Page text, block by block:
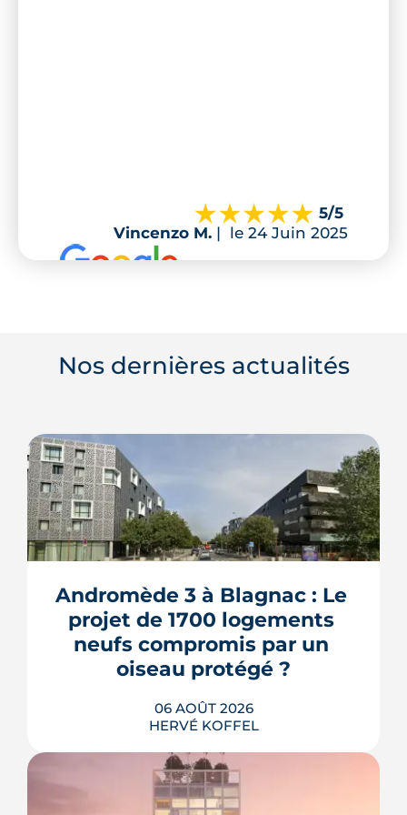
5/5
Vincenzo M. | le 24 Juin 2025
Nos dernières actualités
Andromède 3 à Blagnac : Le
projet de 1700 logements
neufs compromis par un
oiseau protégé ?
06 AOÛT 2026
HERVÉ KOFFEL